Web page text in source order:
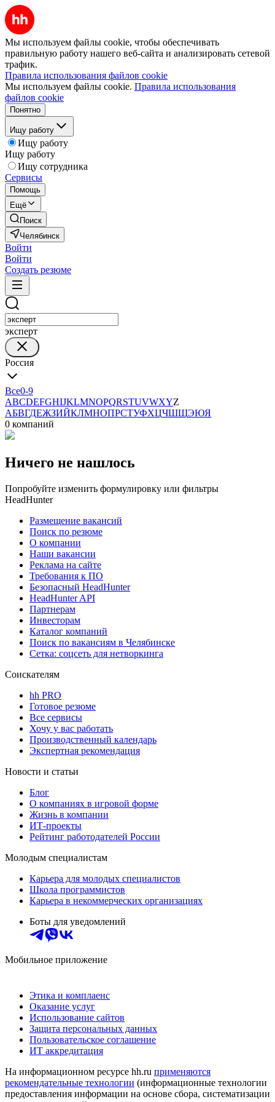
Мы используем файлы cookie, чтобы обеспечивать
правильную работу нашего веб-сайта и анализировать сетевой
трафик.
Правила использования файлов cookie
Мы используем файлы cookie. Правила использования
файлов cookie
Понятно
Ищу работу
Ищу работу
Ищу работу
Ищу сотрудника
Сервисы
Помощь
Ещё
Поиск
Челябинск
Войти
Войти
Создать резюме
эксперт
Россия
Все0-9
ABCDEFGHIJKLMNOPQRSTUVWXYZ
АБВГДЕЖЗИЙКЛМНОПРСТУФХЦЧШЩЭЮЯ
0 компаний
Ничего не нашлось
Попробуйте изменить формулировку или фильтры
HeadHunter
Размещение вакансий
Поиск по резюме
О компании
Наши вакансии
Реклама на сайте
Требования к ПО
Безопасный HeadHunter
HeadHunter API
Партнерам
Инвесторам
Каталог компаний
Поиск по вакансиям в Челябинске
Сетка: соцсеть для нетворкинга
Соискателям
hh PRO
Готовое резюме
Все сервисы
Хочу у вас работать
Производственный календарь
Экспертная рекомендация
Новости и статьи
Блог
О компаниях в игровой форме
Жизнь в компании
ИТ-проекты
Рейтинг работодателей России
Молодым специалистам
Карьера для молодых специалистов
Школа программистов
Карьера в некоммерческих организациях
Боты для уведомлений
Мобильное приложение
Этика и комплаенс
Оказание услуг
Использование сайтов
Защита персональных данных
Пользовательское соглашение
ИТ аккредитация
На информационном ресурсе hh.ru применяются
рекомендательные технологии (информационные технологии
предоставления информации на основе сбора, систематизации